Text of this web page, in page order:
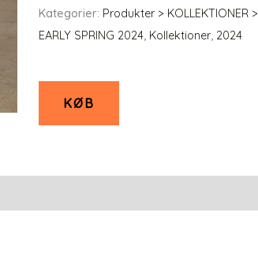
Kategorier: Produkter > KOLLEKTIONER >
EARLY SPRING 2024, Kollektioner, 2024
KØB